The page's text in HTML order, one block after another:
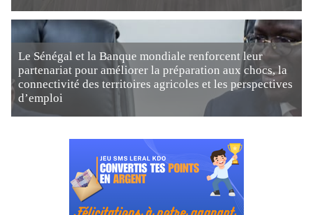
Le Sénégal et la Banque mondiale renforcent leur
partenariat pour améliorer la préparation aux chocs, la
connectivité des territoires agricoles et les perspectives
d’emploi